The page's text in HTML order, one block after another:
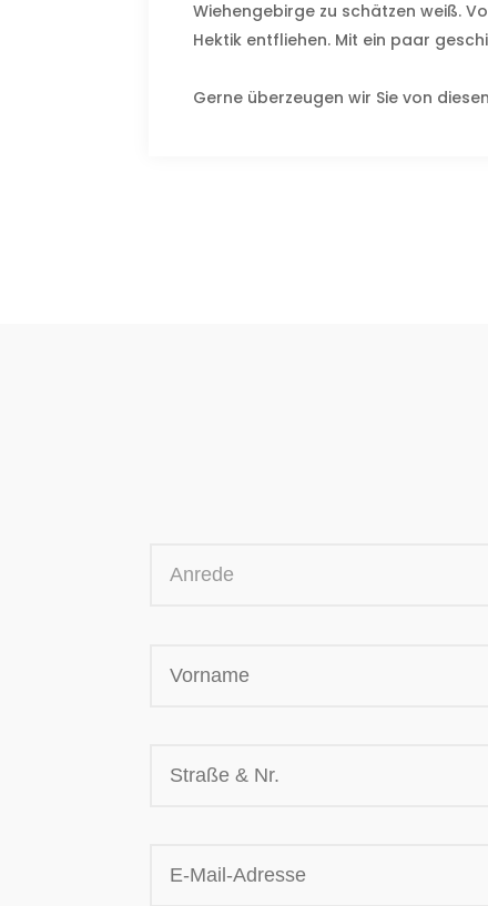
Wiehengebirge zu schätzen weiß.
Hektik entfliehen. Mit ein paar
Gerne überzeugen wir Sie von